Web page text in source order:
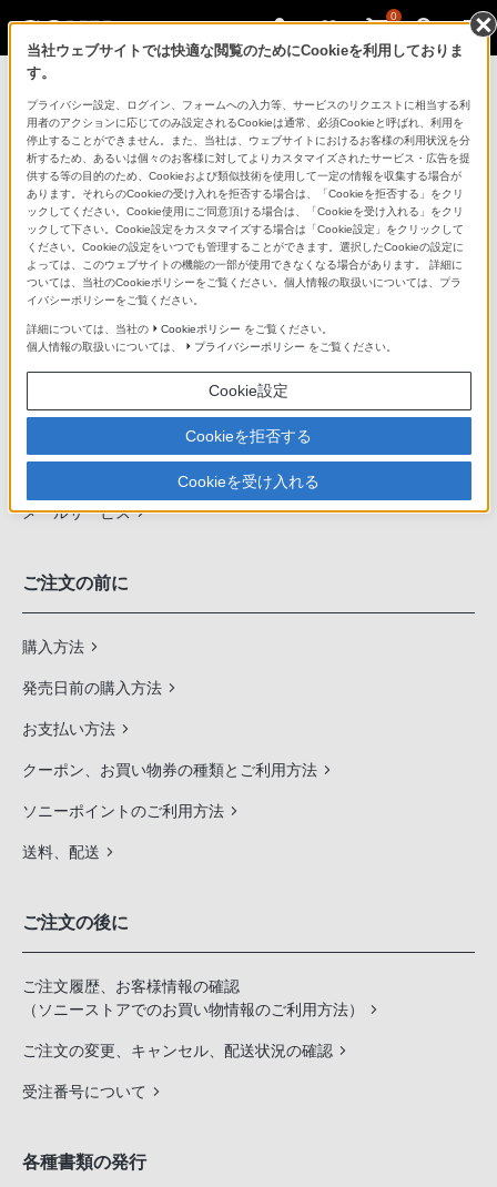
0
ソニーストアのご利用ガイド
ご利用ガイドでは、ソニーストアのご利用方法・サービ
スに関しまとめてご案内しております。
ご利用の前に
ソニーストア 店舗のご案内
ソニーショップ（ソニーストア取次店）のご案内
ソニーストアの特典・サービス
（長期保証、下取サービス、設置・設定サービスなど）
定期クーポンのプレゼントについて
メールサービス
ご注文の前に
購入方法
発売日前の購入方法
お支払い方法
クーポン、お買い物券の種類とご利用方法
ソニーポイントのご利用方法
送料、配送
ご注文の後に
ご注文履歴、お客様情報の確認
（ソニーストアでのお買い物情報のご利用方法）
ご注文の変更、キャンセル、配送状況の確認
受注番号について
各種書類の発行
当社ウェブサイトでは快適な閲覧のためにCookieを利用しておりま
す。
プライバシー設定、ログイン、フォームへの入力等、サービスのリクエストに相当する利
用者のアクションに応じてのみ設定されるCookieは通常、必須Cookieと呼ばれ、利用を
停止することができません。また、当社は、ウェブサイトにおけるお客様の利用状況を分
析するため、あるいは個々のお客様に対してよりカスタマイズされたサービス・広告を提
供する等の目的のため、Cookieおよび類似技術を使用して一定の情報を収集する場合が
あります。それらのCookieの受け入れを拒否する場合は、「Cookieを拒否する」をクリ
ックしてください。Cookie使用にご同意頂ける場合は、「Cookieを受け入れる」をクリ
ックして下さい。Cookie設定をカスタマイズする場合は「Cookie設定」をクリックして
ください。Cookieの設定をいつでも管理することができます。選択したCookieの設定に
よっては、このウェブサイトの機能の一部が使用できなくなる場合があります。 詳細に
ついては、当社のCookieポリシーをご覧ください。個人情報の取扱いについては、プラ
イバシーポリシーをご覧ください。
詳細については、当社の Cookieポリシー をご覧ください。
個人情報の取扱いについては、
プライバシーポリシー をご覧ください。
Cookie設定
Cookieを拒否する
Cookieを受け入れる